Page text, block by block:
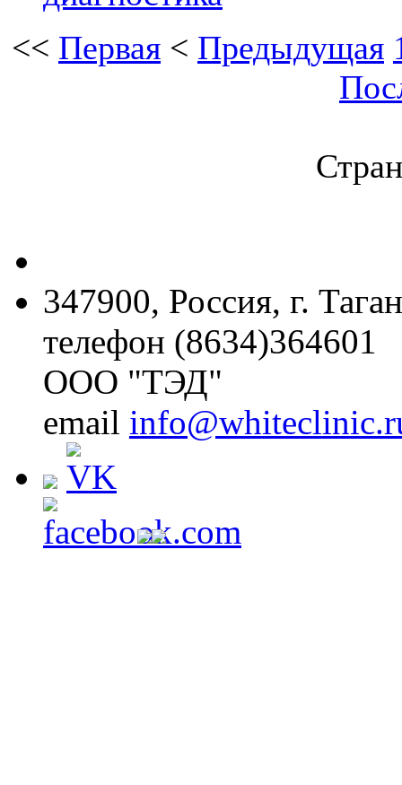
<< Первая < Предыдущая
347900, Россия, г.
телефон (8634)364601
ООО "ТЭД"
email